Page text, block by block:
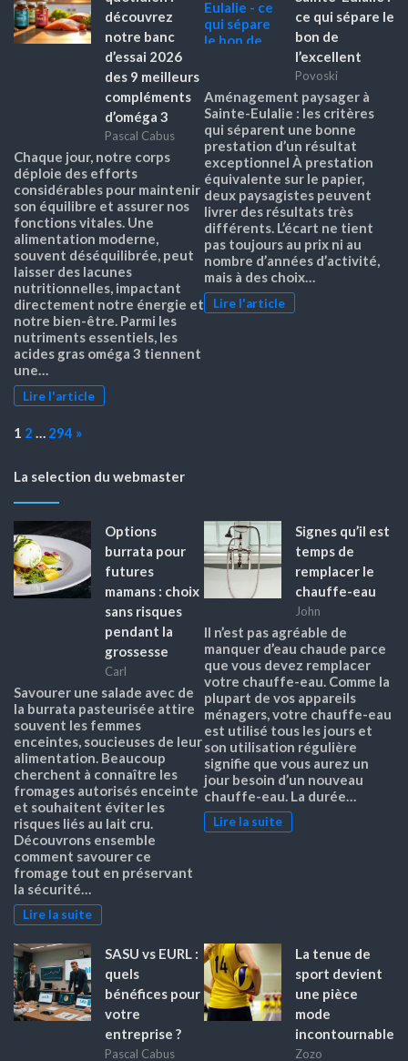
découvrez
notre banc
d’essai 2026
des 9 meilleurs
compléments
d’oméga 3
Pascal Cabus
Chaque jour, notre corps
déploie des efforts
considérables pour maintenir
son équilibre et assurer nos
fonctions vitales. Une
alimentation moderne,
souvent déséquilibrée, peut
laisser des lacunes
nutritionnelles, impactant
directement notre énergie et
notre bien-être. Parmi les
nutriments essentiels, les
acides gras oméga 3 tiennent
une…
Lire l'article
ce qui sépare le
bon de
l’excellent
Povoski
Aménagement paysager à
Sainte-Eulalie : les critères
qui séparent une bonne
prestation d’un résultat
exceptionnel À prestation
équivalente sur le papier,
deux paysagistes peuvent
livrer des résultats très
différents. L’écart ne tient
pas toujours au prix ni au
nombre d’années d’activité,
mais à des choix…
Lire l'article
Page:
1 2 … 294 Next
»
La selection du webmaster
Options
burrata pour
futures
mamans : choix
sans risques
pendant la
grossesse
Carl
Savourer une salade avec de
la burrata pasteurisée attire
souvent les femmes
enceintes, soucieuses de leur
alimentation. Beaucoup
cherchent à connaître les
fromages autorisés enceinte
et souhaitent éviter les
risques liés au lait cru.
Découvrons ensemble
comment savourer ce
fromage tout en préservant
la sécurité…
Lire la suite
Signes qu’il est
temps de
remplacer le
chauffe-eau
John
Il n’est pas agréable de
manquer d’eau chaude parce
que vous devez remplacer
votre chauffe-eau. Comme la
plupart de vos appareils
ménagers, votre chauffe-eau
est utilisé tous les jours et
son utilisation régulière
signifie que vous aurez un
jour besoin d’un nouveau
chauffe-eau. La durée…
Lire la suite
SASU vs EURL :
quels
bénéfices pour
votre
entreprise ?
Pascal Cabus
La tenue de
sport devient
une pièce
mode
incontournable
Zozo